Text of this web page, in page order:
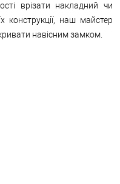
врізати накладний чи
конструкції, наш майстер
навісним замком.